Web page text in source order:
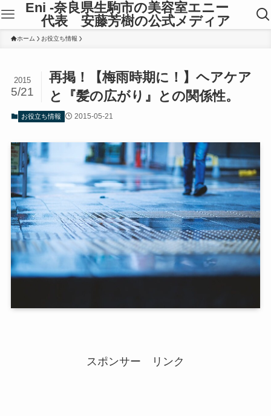
Eni -奈良県生駒市の美容室エニー
代表 安藤芳樹の公式メディア
ホーム お役立ち情報
再掲！【梅雨時期に！】ヘアケア
と『髪の広がり』との関係性。
2015
5/21
お役立ち情報 2015-05-21
スポンサー リンク